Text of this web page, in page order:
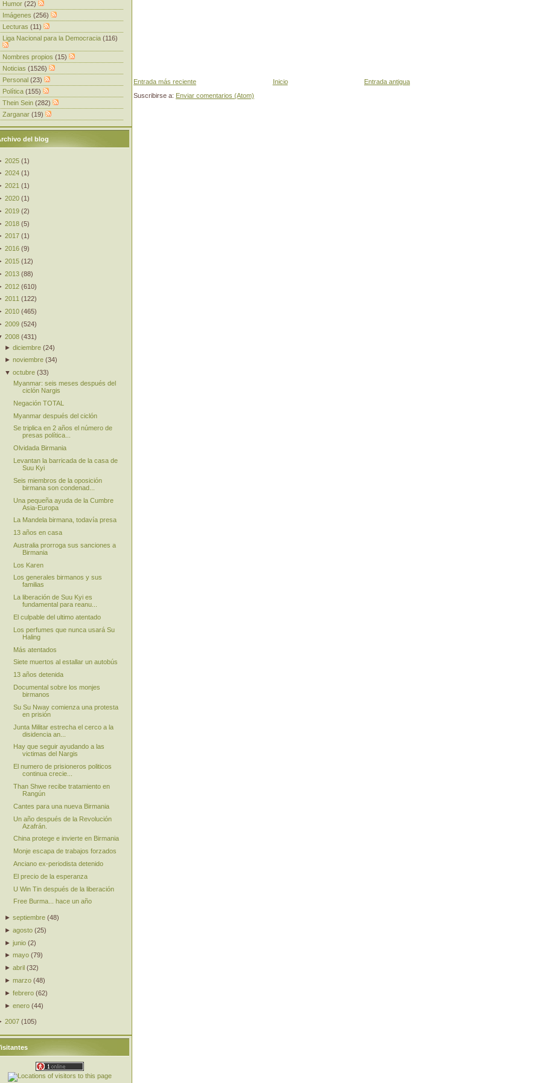
Entrada más reciente Entrada antigua
Inicio
Suscribirse a: Enviar comentarios (Atom)
Humor (22)
Imágenes (256)
Lecturas (11)
Liga Nacional para la Democracia (116)
Nombres propios (15)
Noticias (1526)
Personal (23)
Política (155)
Thein Sein (282)
Zarganar (19)
del blog
2025 (1)
2024 (1 )
2021 (1)
2020 (1)
2019 (2)
2018 (5)
2017 (1 )
2016 (9)
2015 (12)
2013 (88)
2012 (610)
2011 (122)
2010 (465)
2009 (524)
2008 (431)
►diciembre (24)
►noviembre (34)
▼octubre (33)
Myanmar: seis meses después del
ciclón Nargis
Negación TOTAL
Myanmar después del ciclón
Se triplica en 2 años el número de
presas política...
Olvidada Birmania
Levantan la barricada de la casa de
Suu Kyi
Seis miembros de la oposición
birmana son condenad...
Una pequeña ayuda de la Cumbre
Asia-Europa
La Mandela birmana, todavía presa
13 años en casa
Australia prorroga sus sanciones a
Birmania
Los Karen
Los generales birmanos y sus
familias
La liberación de Suu Kyi es
fundamental para reanu...
El culpable del ultimo atentado
Los perfumes que nunca usará Su
Haling
Más atentados
Siete muertos al estallar un autobús
13 años detenida
Documental sobre los monjes
birmanos
Su Su Nway comienza una protesta
en prisión
Junta Militar estrecha el cerco a la
disidencia an...
Hay que seguir ayudando a las
victimas del Nargis
El numero de prisioneros politicos
continua crecie...
Than Shwe recibe tratamiento en
Rangún
Cantes para una nueva Birmania
Un año después de la Revolución
Azafrán.
China protege e invierte en Birmania
Monje escapa de trabajos forzados
Anciano ex-periodista detenido
El precio de la esperanza
U Win Tin después de la liberación
Free Burma... hace un año
►septiembre (48)
►agosto (25)
►junio (2)
►mayo (79)
►abril (32)
►marzo (48)
►febrero (62)
►enero (44)
2007 (105)